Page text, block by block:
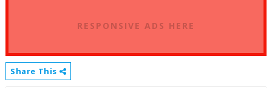
RESPONSIVE ADS HERE
Share This